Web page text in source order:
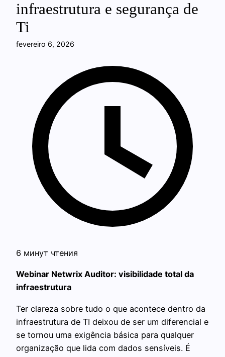
infraestrutura e segurança de
Ti
fevereiro 6, 2026
6 минут чтения
Webinar Netwrix Auditor: visibilidade total da
infraestrutura
Ter clareza sobre tudo o que acontece dentro da
infraestrutura de TI deixou de ser um diferencial e
se tornou uma exigência básica para qualquer
organização que lida com dados sensíveis. É